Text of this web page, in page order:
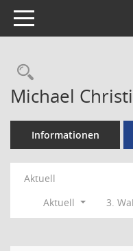
Toggle navigation
Michael
Informationen
Aktuell
Aktuell
3.